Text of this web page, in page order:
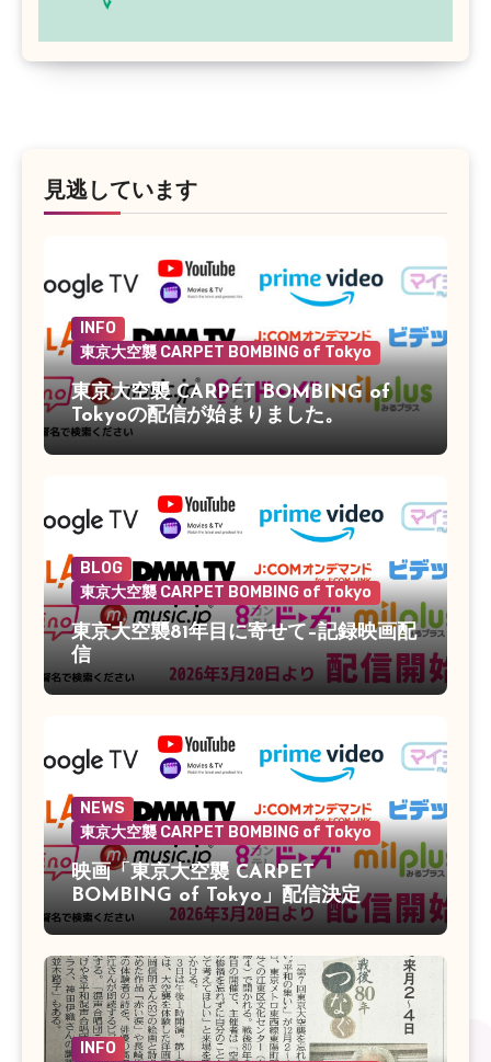
見逃しています
INFO
東京大空襲 CARPET BOMBING of Tokyo
東京大空襲 CARPET BOMBING of
Tokyoの配信が始まりました。
BLOG
東京大空襲 CARPET BOMBING of Tokyo
東京大空襲81年目に寄せて–記録映画配
信
NEWS
東京大空襲 CARPET BOMBING of Tokyo
映画「東京大空襲 CARPET
BOMBING of Tokyo」配信決定
INFO